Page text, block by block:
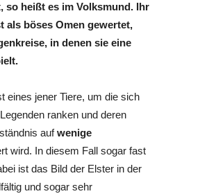
so heißt es im Volksmund. Ihr
als böses Omen gewertet,
in denen sie eine
eines jener Tiere, um die sich
ranken und deren
aufwenige
wird. In diesem Fall sogar fast
ist das Bild der Elster in der
und sogar sehr